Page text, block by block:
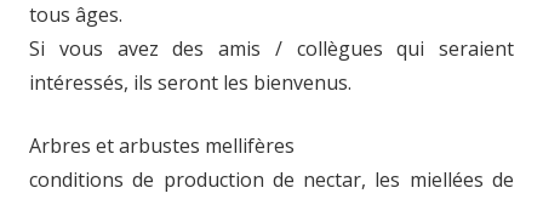
tous âges.
Si vous avez des amis / collègues qui seraient
intéressés, ils seront les bienvenus.
Arbres et arbustes mellifères
conditions de production de nectar, les miellées de